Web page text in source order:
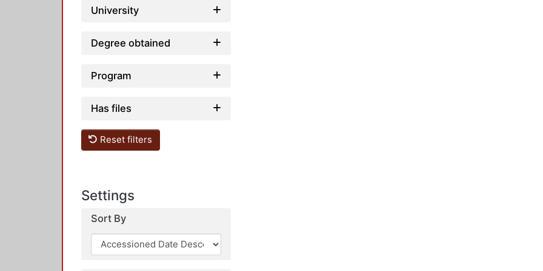
University
Degree obtained
Program
Has files
Reset filters
Settings
Sort By